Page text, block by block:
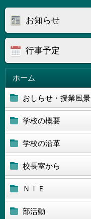
お知らせ
行事予定
ホーム
おしらせ・授業風景
学校の概要
学校の沿革
校長室から
ＮＩＥ
部活動